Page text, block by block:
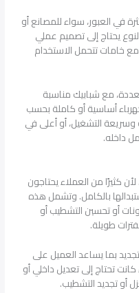
في العبور، سواء للمصانع أو
يحتاج إلى تصميم عملي
خامات تتحمل الاستخدام
مع شبابيك مناسبة
أساسية أو كاملة بحسب
التشغيل، أو أعلى في
داخله.
كثيرًا من العملاء يحتاجون
بالكامل. وتشمل هذه
أو تحسين التشطيب أو
طويلة.
بما يساعد العميل على
تحتاج إلى تعديل داخلي أو
أو تجديد التشطيب.